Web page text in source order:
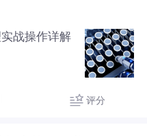
战操作详解
评分